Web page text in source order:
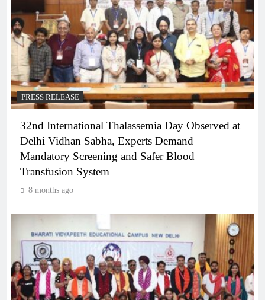
PRESS RELEASE
32nd International Thalassemia Day Observed at
Delhi Vidhan Sabha, Experts Demand
Mandatory Screening and Safer Blood
Transfusion System
8 months ago